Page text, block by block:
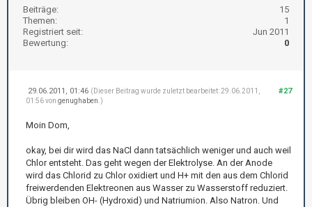
Beiträge:
15
Themen:
1
Registriert seit:
Jun 2011
Bewertung:
0
#27
29.06.2011, 01:46 (Dieser Beitrag wurde zuletzt bearbeitet: 29.06.2011,
01:56 von genughaben .)
Moin Dom,
okay, bei dir wird das NaCl dann tatsächlich weniger und auch weil
Chlor entsteht. Das geht wegen der Elektrolyse. An der Anode
wird das Chlorid zu Chlor oxidiert und H+ mit den aus dem Chlorid
freiwerdenden Elektreonen aus Wasser zu Wasserstoff reduziert.
Übrig bleiben OH- (Hydroxid) und Natriumion. Also Natron. Und